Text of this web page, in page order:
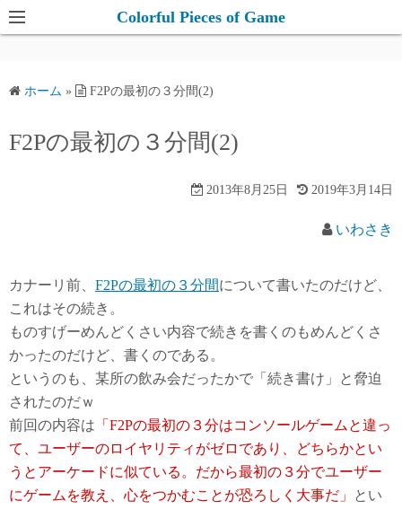
コ
ン
ス
Colorful Pieces of Game
ホーム » F2Pの最初の３分間(2)
F2Pの最初の３分間(2)
2013年8月25日 2019年3月14日
いわさき
カナーリ前、 F2Pの最初の３分間について書いたのだけど、
これはその続き。
ものすげーめんどくさい内容で続きを書くのもめんどくさ
かったのだけど、書くのである。
というのも、某所の飲み会だったかで「続き書け」と脅迫
されたのだｗ
前回の内容は 「F2Pの最初の３分はコンソールゲームと違っ
て、ユーザーのロイヤリティがゼロであり、どちらかとい
うとアーケードに似ている。だから最初の３分でユーザー
にゲームを教え、心をつかむことが恐ろしく大事だ」
とい